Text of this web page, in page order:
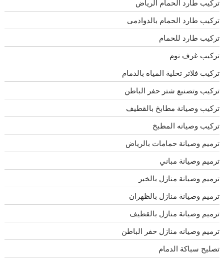
تركيب طارد الحمام الرياض
تركيب طارد الحمام بالدوادمى
تركيب طارد للحمام
تركيب غرف نوم
تركيب فلاتر تحلية المياه بالدمام
تركيب وتصنيع شتر حفر الباطن
تركيب وصيانة مطابخ بالقطيف
تركيب وصيانه المطبخ
ترميم وصيانة حمامات بالرياض
ترميم وصيانة مباني
ترميم وصيانة منازل بالخبر
ترميم وصيانة منازل بالظهران
ترميم وصيانة منازل بالقطيف
ترميم وصيانه منازل حفر الباطن
تصليح سباكة الدمام